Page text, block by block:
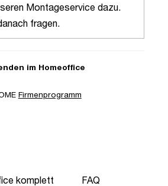
Montageservice dazu.
fragen.
im Homeoffice
Firmenprogramm
komplett FAQ